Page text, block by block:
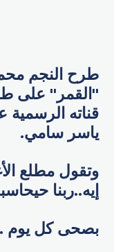
طرح النجم
"القمر" على
قناته
ياسر سامي.
وتقول مطلع
إيه..ربنا
بصحى كل يوم